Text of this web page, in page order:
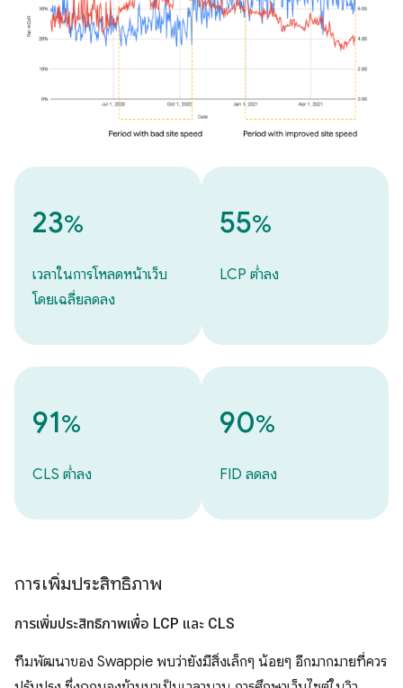
23%
เวลาในการโหลดหน้าเว็บ
โดยเฉลี่ยลดลง
55%
LCP ต่ำลง
91%
CLS ต่ำลง
90%
FID ลดลง
การเพิ่มประสิทธิภาพ
การเพิ่มประสิทธิภาพเพื่อ LCP และ CLS
ทีมพัฒนาของ Swappie พบว่ายังมีสิ่งเล็กๆ น้อยๆ อีกมากมายที่ควร